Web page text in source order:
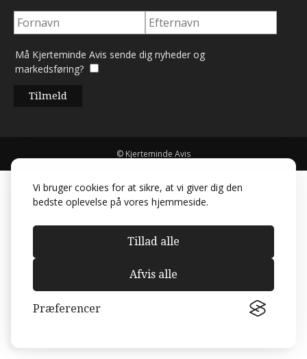
Vi bruger cookies for at sikre, at vi giver dig den
bedste oplevelse på vores hjemmeside.
Tillad alle
Afvis alle
Præferencer
Må Kjerteminde Avis sende dig nyheder og
markedsføring?
© Kjerteminde Avis